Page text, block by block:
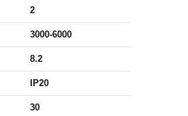
2
3000-6000
8.2
IP20
30